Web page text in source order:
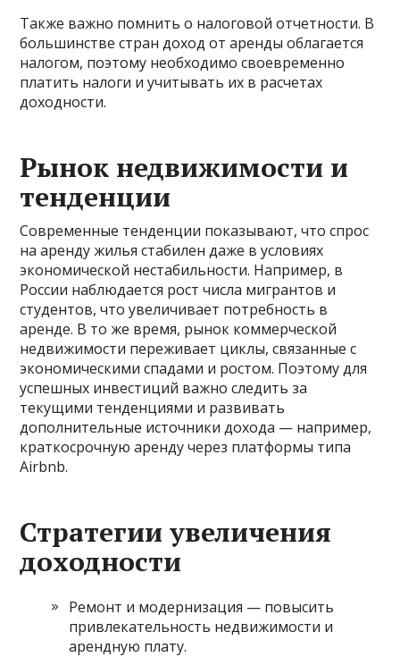
Также важно помнить о налоговой отчетности. В
большинстве стран доход от аренды облагается
налогом, поэтому необходимо своевременно
платить налоги и учитывать их в расчетах
доходности.
Рынок недвижимости и
тенденции
Современные тенденции показывают, что спрос
на аренду жилья стабилен даже в условиях
экономической нестабильности. Например, в
России наблюдается рост числа мигрантов и
студентов, что увеличивает потребность в
аренде. В то же время, рынок коммерческой
недвижимости переживает циклы, связанные с
экономическими спадами и ростом. Поэтому для
успешных инвестиций важно следить за
текущими тенденциями и развивать
дополнительные источники дохода — например,
краткосрочную аренду через платформы типа
Airbnb.
Стратегии увеличения
доходности
Ремонт и модернизация — повысить
привлекательность недвижимости и
арендную плату.